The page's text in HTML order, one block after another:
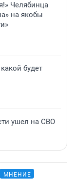
Челябинца
на якобы
будет
ушел на СВО
МНЕНИЕ